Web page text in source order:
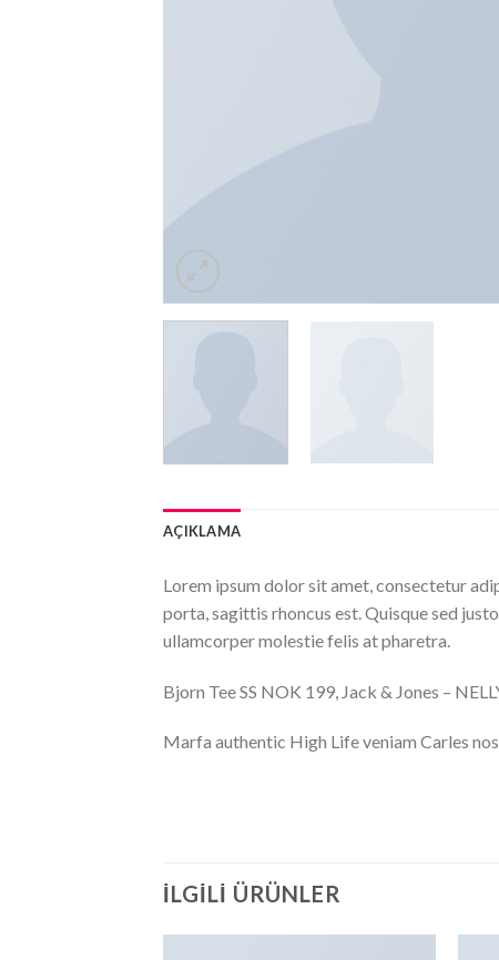
AÇIKLAMA
Lorem ipsum dolor sit amet, consectetur
porta, sagittis rhoncus est. Quisque sed
ullamcorper molestie felis at pharetra.
Bjorn Tee SS NOK 199, Jack & Jones –
Marfa authentic High Life veniam Carles
İLGILI ÜRÜNLER